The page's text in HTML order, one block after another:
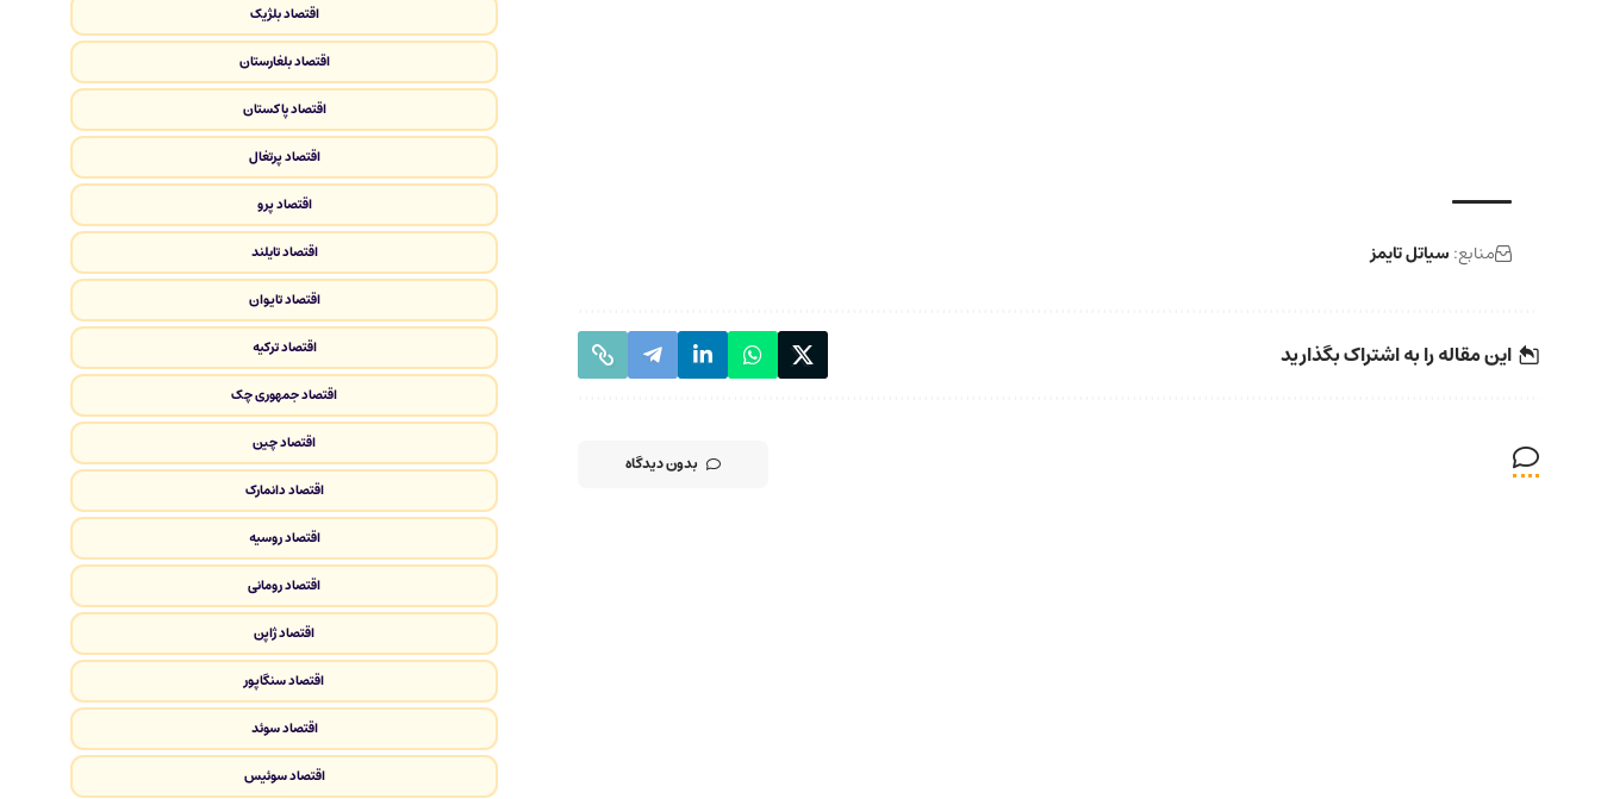
منابع: سیاتل تایمز
این مقاله را به اشتراک بگذارید
بدون دیدگاه
اقتصاد بلژیک
اقتصاد بلغارستان
اقتصاد پاکستان
اقتصاد پرتغال
اقتصاد پرو
اقتصاد تایلند
اقتصاد تایوان
اقتصاد ترکیه
اقتصاد جمهوری چک
اقتصاد چین
اقتصاد دانمارک
اقتصاد روسیه
اقتصاد رومانی
اقتصاد ژاپن
اقتصاد سنگاپور
اقتصاد سوئد
اقتصاد سوئیس